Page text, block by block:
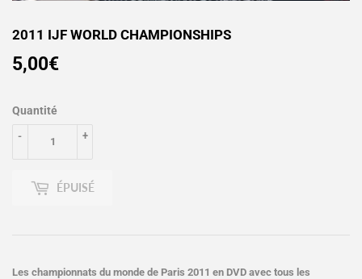
2011 IJF WORLD CHAMPIONSHIPS
5,00€
Quantité
+
-
ÉPUISÉ
Les championnats du monde de Paris 2011 en DVD avec tous les